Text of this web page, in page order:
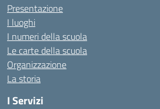
Presentazione
I luoghi
I numeri della scuola
Le carte della scuola
Organizzazione
La storia
I Servizi